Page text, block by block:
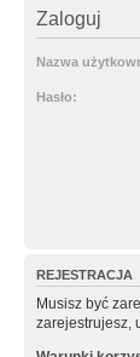
Zaloguj
Nazwa
Hasło:
REJESTRACJA
Musisz być
zarejestrujesz,